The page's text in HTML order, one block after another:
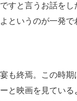
すと言うお話を
というのが一発
も終焉。この時
と映画を見ている